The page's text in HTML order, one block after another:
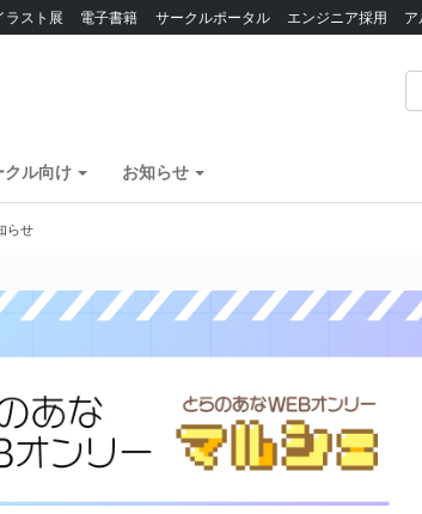
ラスト展 電子書籍 サークルポータル エンジニア採用
クル向け お知らせ
らせ